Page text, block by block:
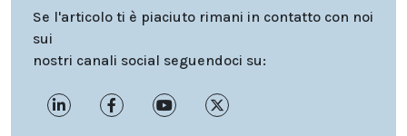
Se l'articolo ti è piaciuto rimani in contatto con noi
sui
nostri canali social seguendoci su: